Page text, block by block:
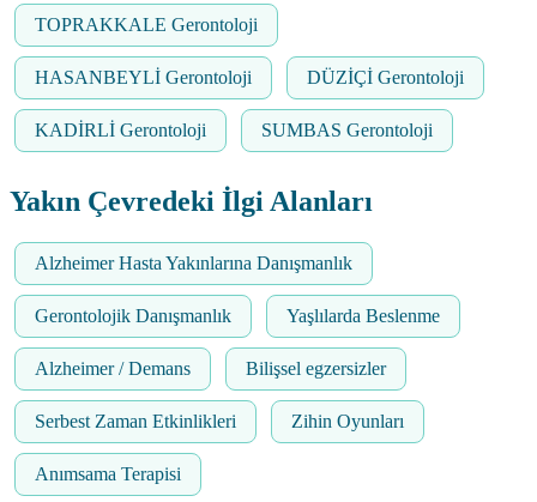
TOPRAKKALE Gerontoloji
HASANBEYLİ Gerontoloji DÜZİÇİ Gerontoloji
KADİRLİ Gerontoloji SUMBAS Gerontoloji
Yakın Çevredeki İlgi Alanları
Alzheimer Hasta Yakınlarına Danışmanlık
Gerontolojik Danışmanlık Yaşlılarda Beslenme
Alzheimer / Demans Bilişsel egzersizler
Serbest Zaman Etkinlikleri Zihin Oyunları
Anımsama Terapisi